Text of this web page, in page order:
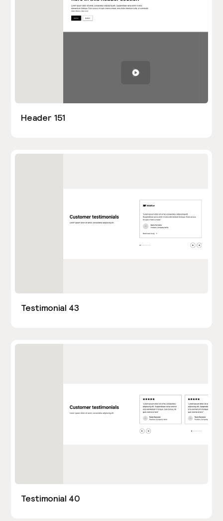
Header 151
Testimonial 43
Testimonial 40